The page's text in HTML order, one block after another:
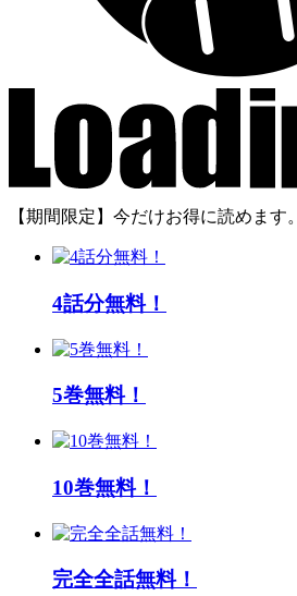
【期間限定】今だけお得に読めます。
4話分無料！
5巻無料！
10巻無料！
完全全話無料！